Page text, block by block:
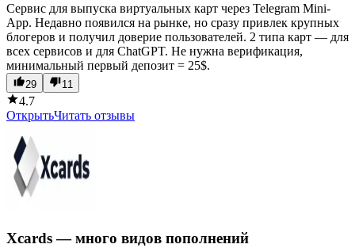
Сервис для выпуска виртуальных карт через Telegram Mini-
App. Недавно появился на рынке, но сразу привлек крупных
блогеров и получил доверие пользователей. 2 типа карт — для
всех сервисов и для ChatGPT. Не нужна верификация,
минимальный первый депозит = 25$.
29 11
4.7
ОткрытьЧитать отзывы
Xcards — много видов пополнений